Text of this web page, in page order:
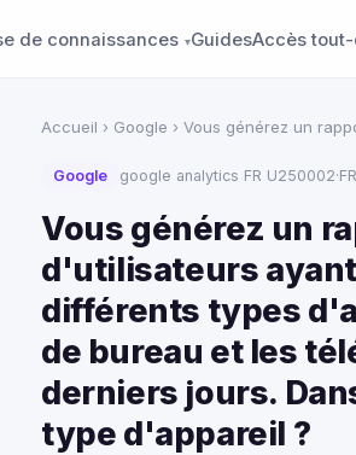
de connaissances GuidesAccès
Accueil › Google › Vous générez un
Google google analytics FR U250002·FR
Vous générez un
d'utilisateurs
différents types
de bureau et les
derniers jours.
type d'appareil ?